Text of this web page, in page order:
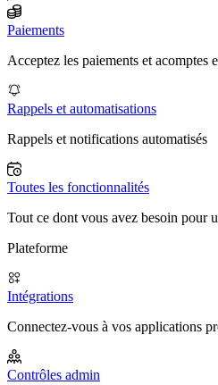
Paiements
Acceptez les paiements et acomptes
Rappels et automatisations
Rappels et notifications automatisés
Toutes les fonctionnalités
Tout ce dont vous avez besoin pour
Plateforme
Intégrations
Connectez-vous à vos applications
Contrôles admin